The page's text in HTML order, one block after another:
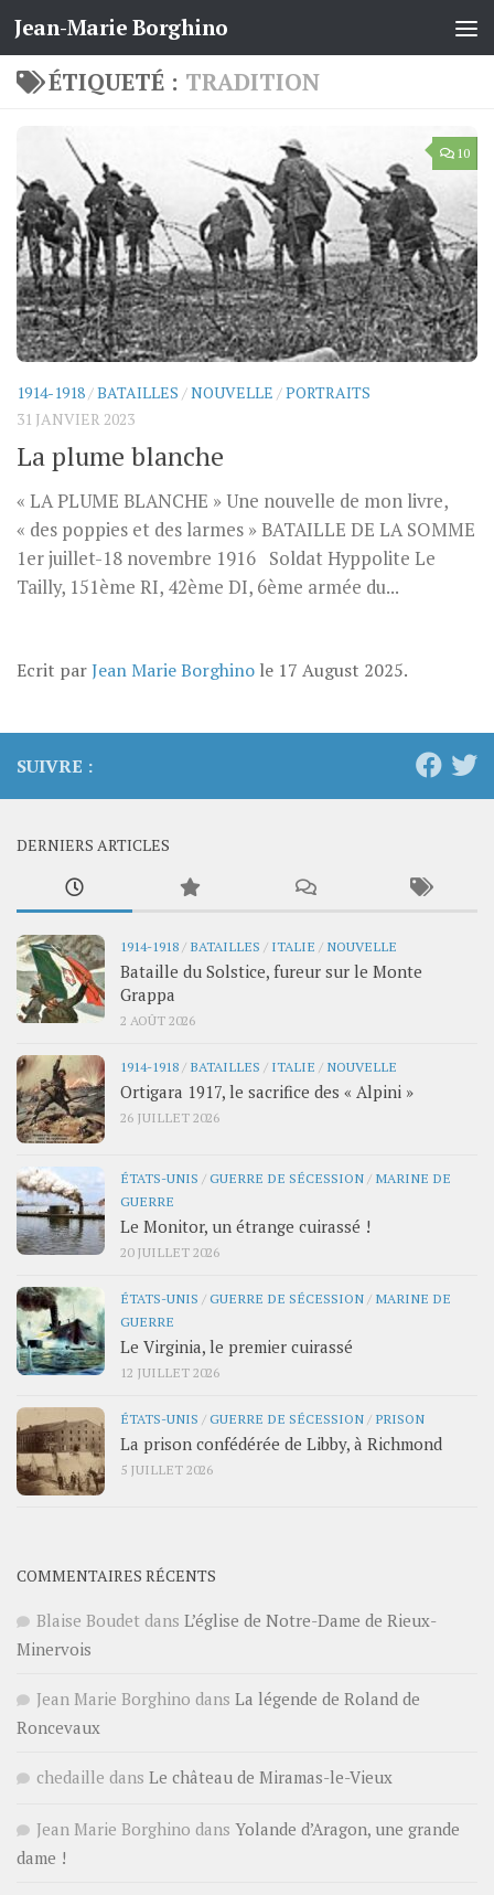
Skip to content
Jean-Marie Borghino
ÉTIQUETÉ : TRADITION
10
1914-1918/BATAILLES /NOUVELLE /PORTRAITS
31 JANVIER 2023
La plume blanche
« LA PLUME BLANCHE » Une nouvelle de mon livre,
« des poppies et des larmes » BATAILLE DE LA SOMME
1er juillet-18 novembre 1916 Soldat Hyppolite Le
Tailly, 151ème RI, 42ème DI, 6ème armée du...
Ecrit parJean Marie Borghino le 17 August 2025.
SUIVRE :
DERNIERS ARTICLES
1914-1918/ BATAILLES / ITALIE / NOUVELLE
Bataille du Solstice, fureur sur le Monte
Grappa
2 AOÛT 2026
1914-1918/ BATAILLES / ITALIE / NOUVELLE
Ortigara 1917, le sacrifice des « Alpini »
26 JUILLET 2026
ÉTATS-UNIS /GUERRE DE SÉCESSION/ MARINE DE
GUERRE
Le Monitor, un étrange cuirassé !
20 JUILLET 2026
ÉTATS-UNIS /GUERRE DE SÉCESSION/ MARINE DE
GUERRE
Le Virginia, le premier cuirassé
12 JUILLET 2026
ÉTATS-UNIS /GUERRE DE SÉCESSION/ PRISON
La prison confédérée de Libby, à Richmond
5 JUILLET 2026
COMMENTAIRES RÉCENTS
Blaise Boudet dans L’église de Notre-Dame de Rieux-
Minervois
Jean Marie Borghino dans La légende de Roland de
Roncevaux
chedaille dans Le château de Miramas-le-Vieux
Jean Marie Borghino dans Yolande d’Aragon, une grande
dame !